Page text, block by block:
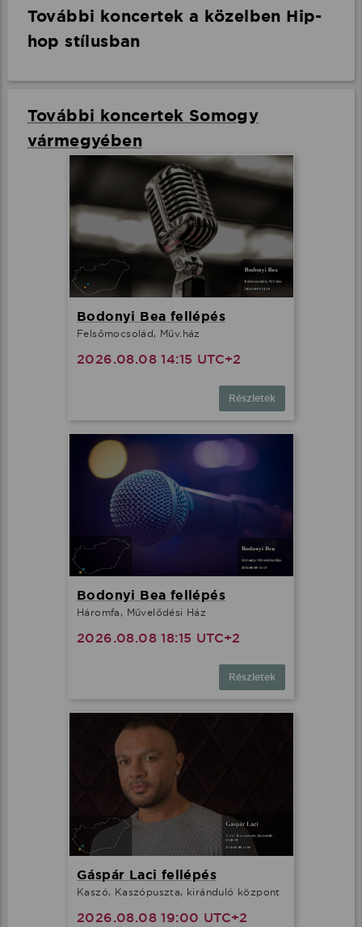
További koncertek a közelben Hip-
hop stílusban
További koncertek Somogy
vármegyében
Bodonyi Bea fellépés
Felsőmocsolád, Műv.ház
2026.08.08 14:15 UTC+2
Részletek
Bodonyi Bea fellépés
Háromfa, Művelődési Ház
2026.08.08 18:15 UTC+2
Részletek
Gáspár Laci fellépés
Kaszó, Kaszópuszta, kiránduló központ
2026.08.08 19:00 UTC+2